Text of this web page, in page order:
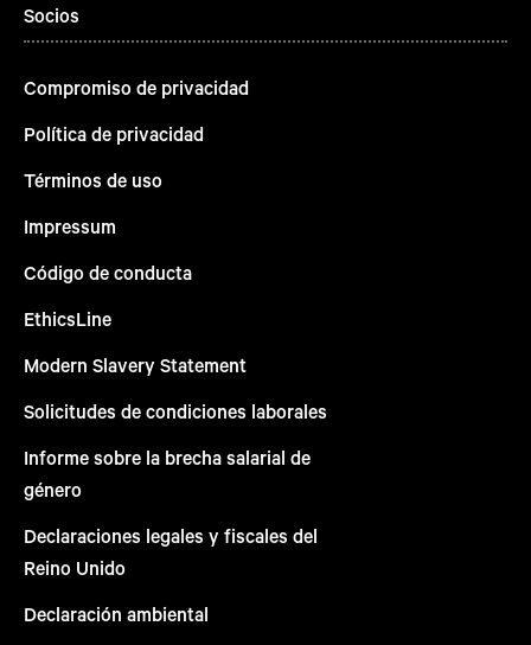
Socios
Compromiso de privacidad
Política de privacidad
Términos de uso
Impressum
Código de conducta
EthicsLine
Modern Slavery Statement
Solicitudes de condiciones laborales
Informe sobre la brecha salarial de
género
Declaraciones legales y fiscales del
Reino Unido
Declaración ambiental